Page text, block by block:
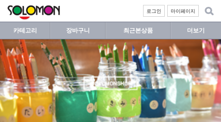
마이페이지
로그인
카테고리 장바구니 최근본상품 더보기